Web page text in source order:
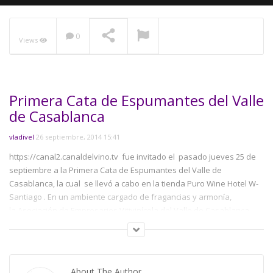
Views 0
Primera Cata de Espumantes del Valle
de Casablanca
vladivel 26 septiembre, 2014 15:41
https://canal2.canaldelvino.tv fue invitado el pasado jueves 25 de
septiembre a la Primera Cata de Espumantes del Valle de
Casablanca, la cual se llevó a cabo en la tienda Puro Wine Hotel W-
Santiago . En un ambiente cargado de fragancias y armonía,
realizó una exhibición y degustación de las diferentes variedades
de espumantes elaboradas en el valle. Los enólogos de las viñas: